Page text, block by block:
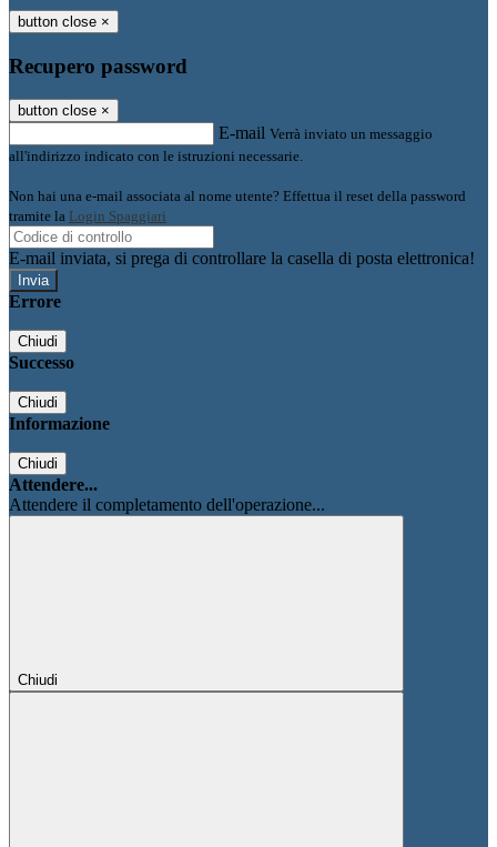
button close ×
Recupero password
button close ×
E-mail Verrà inviato un messaggio
all'indirizzo indicato con le istruzioni necessarie.
Non hai una e-mail associata al nome utente? Effettua il reset della password
tramite la Login Spaggiari
E-mail inviata, si prega di controllare la casella di posta elettronica!
Errore
Chiudi
Successo
Chiudi
Informazione
Chiudi
Attendere...
Attendere il completamento dell'operazione...
Chiudi